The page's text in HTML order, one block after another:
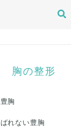
胸の整形
豊胸
ばれない豊胸